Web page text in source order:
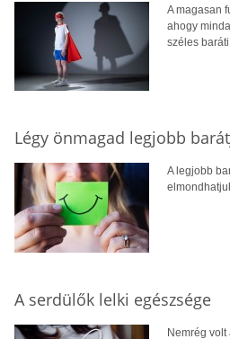
A magasan
ahogy
széles
Légy önmagad legjobb
A legjobb
A serdülők lelki egészsége
Nemrég